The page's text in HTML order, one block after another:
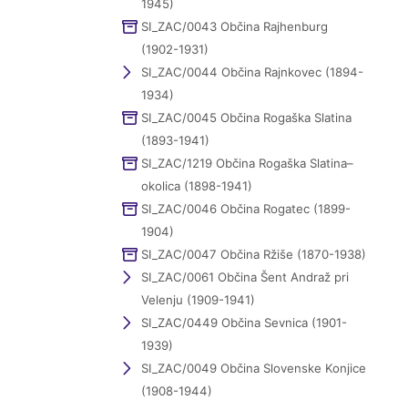
1945)
SI_ZAC/0043 Občina Rajhenburg
(1902-1931)
SI_ZAC/0044 Občina Rajnkovec (1894-
1934)
SI_ZAC/0045 Občina Rogaška Slatina
(1893-1941)
SI_ZAC/1219 Občina Rogaška Slatina–
okolica (1898-1941)
SI_ZAC/0046 Občina Rogatec (1899-
1904)
SI_ZAC/0047 Občina Ržiše (1870-1938)
SI_ZAC/0061 Občina Šent Andraž pri
Velenju (1909-1941)
SI_ZAC/0449 Občina Sevnica (1901-
1939)
SI_ZAC/0049 Občina Slovenske Konjice
(1908-1944)